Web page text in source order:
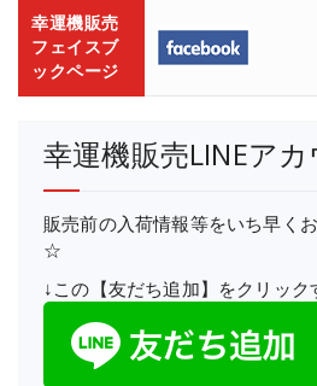
幸運機販売
フェイスブ
ックページ
幸運機販売LINEア
販売前の入荷情報等をいち早く
☆
↓この【友だち追加】をクリック